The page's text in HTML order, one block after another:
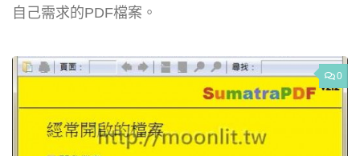
自己需求的PDF檔案。
0